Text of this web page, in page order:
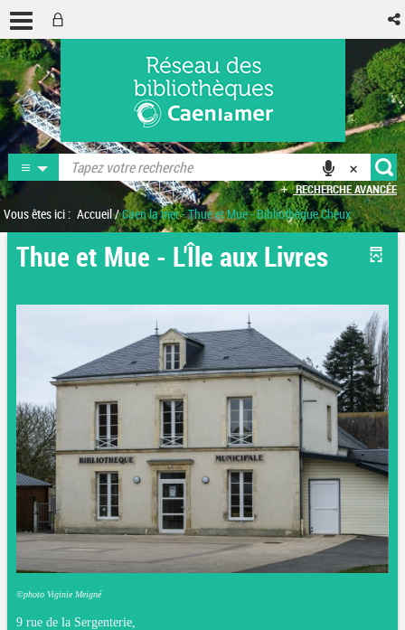
RECHERCHE AVANCÉE
Vous êtes ici : Accueil/Caen la mer - Thue et Mue - Bibliothèque Cheux
Thue et Mue - L'Île aux Livres
©photo Viginie Meigné
9 rue de la Sergenterie,